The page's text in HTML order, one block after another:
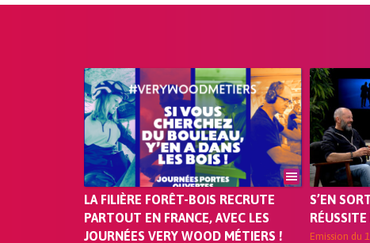
LA FILIÈRE FORÊT-BOIS RECRUTE
PARTOUT EN FRANCE, AVEC LES
JOURNÉES VERY WOOD MÉTIERS !
S’EN
Emission du